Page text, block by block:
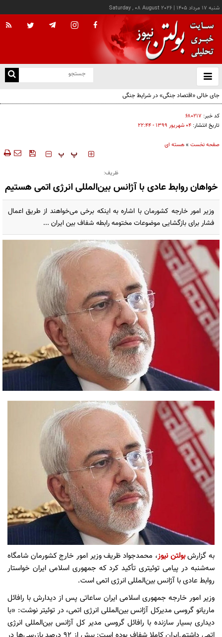
شنبه ۱۷ مرداد ۱۴۰۵ |
Saturday , 08 August 2026
باز
و
جای خالی «اقتصاد جنگی» در شرایط جنگی
کد خبر: ۶۸۰۲۱۷
تاریخ انتشار: ۰۴ شهريور ۱۳۹۹ - ۲۲:۴۴
صفحه نخست »هسته ای
‍‍‍ پ پ
ظریف:
خواهان روابط عادی با آژانس بین‌المللی انرژی اتمی هستیم
وزیر امور خارجه کشورمان با اشاره به اینکه برخی می‌خواهند از طریق اعمال
فشار برای بازگشایی موضوعات مختومه رابطه شفاف بین ایران ...
به گزارشبولتن نیوز، محمدجواد ظریف وزیر امور خارج کشورمان شامگاه
سه‌شنبه در پیامی توئیتری تأکید کرد که جمهوری اسلامی ایران خواستار
روابط عادی با آژانس بین‌المللی انرژی اتمی است.
وزیر امور خارجه جمهوری اسلامی ایران ساعاتی پس از دیدارش با رافائل
ماریانو گروسی مدیرکل آژانس بین‌المللی انرژی اتمی، در توئیتر نوشت: «با
دیداری بسیار سازنده با رافائل گروسی مدیر کل آژانس بین‌المللی انرژی